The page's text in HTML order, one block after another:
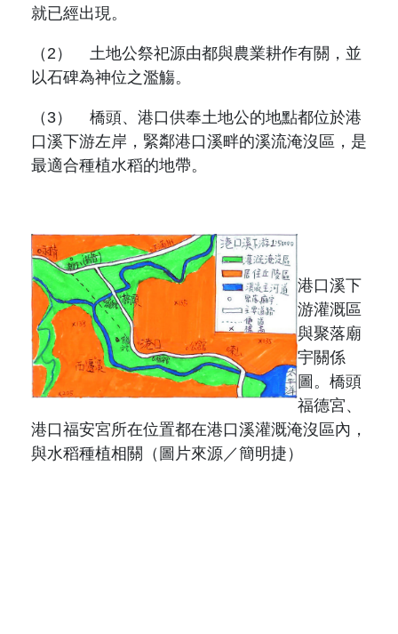
就已經出現。
（2） 土地公祭祀源由都與農業耕作有關，並
以石碑為神位之濫觴。
（3） 橋頭、港口供奉土地公的地點都位於港
口溪下游左岸，緊鄰港口溪畔的溪流淹沒區，是
最適合種植水稻的地帶。
港口溪下
游灌溉區
與聚落廟
宇關係
圖。橋頭
福德宮、
港口福安宮所在位置都在港口溪灌溉淹沒區內，
與水稻種植相關（圖片來源／簡明捷）